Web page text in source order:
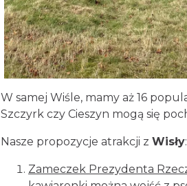
W samej Wiśle, mamy aż 16
Szczyrk czy Cieszyn mogą się
Nasze propozycje atrakcji z Wisły:
Zameczek Prezydenta